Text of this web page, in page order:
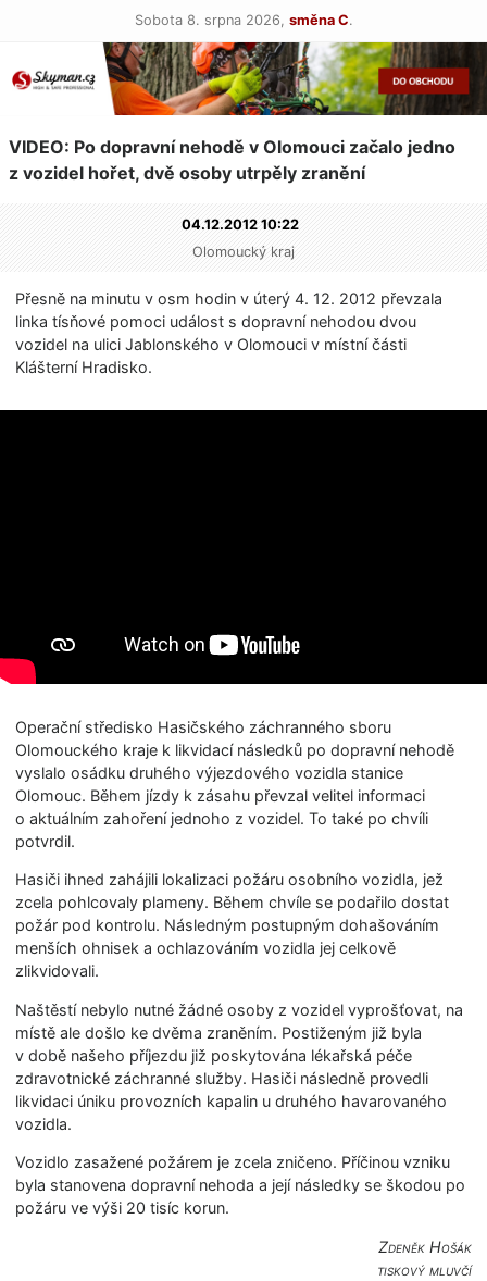
Sobota 8. srpna 2026, směna C.
VIDEO: Po dopravní nehodě v Olomouci začalo jedno
z vozidel hořet, dvě osoby utrpěly zranění
04.12.2012 10:22
Olomoucký kraj
Přesně na minutu v osm hodin v úterý 4. 12. 2012 převzala
linka tísňové pomoci událost s dopravní nehodou dvou
vozidel na ulici Jablonského v Olomouci v místní části
Klášterní Hradisko.
Operační středisko Hasičského záchranného sboru
Olomouckého kraje k likvidací následků po dopravní nehodě
vyslalo osádku druhého výjezdového vozidla stanice
Olomouc. Během jízdy k zásahu převzal velitel informaci
o aktuálním zahoření jednoho z vozidel. To také po chvíli
potvrdil.
Hasiči ihned zahájili lokalizaci požáru osobního vozidla, jež
zcela pohlcovaly plameny. Během chvíle se podařilo dostat
požár pod kontrolu. Následným postupným dohašováním
menších ohnisek a ochlazováním vozidla jej celkově
zlikvidovali.
Naštěstí nebylo nutné žádné osoby z vozidel vyprošťovat, na
místě ale došlo ke dvěma zraněním. Postiženým již byla
v době našeho příjezdu již poskytována lékařská péče
zdravotnické záchranné služby. Hasiči následně provedli
likvidaci úniku provozních kapalin u druhého havarovaného
vozidla.
Vozidlo zasažené požárem je zcela zničeno. Příčinou vzniku
byla stanovena dopravní nehoda a její následky se škodou po
požáru ve výši 20 tisíc korun.
Zdeněk Hošák
tiskový mluvčí